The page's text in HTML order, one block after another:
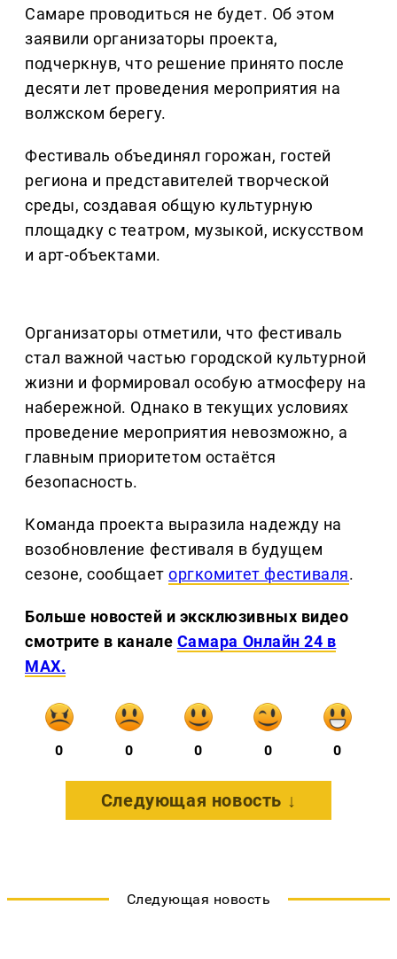
Самаре проводиться не будет. Об этом
заявили организаторы проекта,
подчеркнув, что решение принято после
десяти лет проведения мероприятия на
волжском берегу.
Фестиваль объединял горожан, гостей
региона и представителей творческой
среды, создавая общую культурную
площадку с театром, музыкой, искусством
и арт-объектами.
Организаторы отметили, что фестиваль
стал важной частью городской культурной
жизни и формировал особую атмосферу на
набережной. Однако в текущих условиях
проведение мероприятия невозможно, а
главным приоритетом остаётся
безопасность.
Команда проекта выразила надежду на
возобновление фестиваля в будущем
сезоне, сообщаеторгкомитет фестиваля.
Больше новостей и эксклюзивных видео
смотрите в канале Самара Онлайн 24 в
MAX.
0 0 0 0 0
Следующая новость ↓
Следующая новость